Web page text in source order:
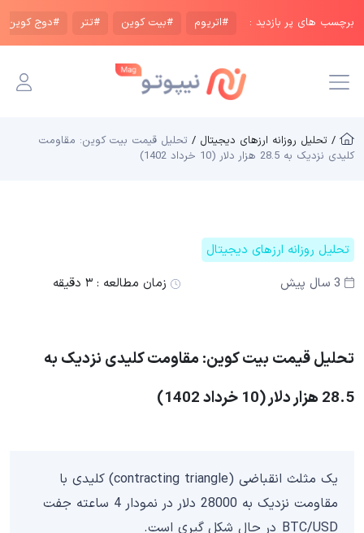
برچسب های پر بازدید : #اتریوم #بیت کوین #تتر #دوج کوین
/ تحلیل روزانه ارزهای دیجیتال / تحلیل قیمت بیت کوین: مقاومت
کلیدی نزدیک به 28.5 هزار دلار (10 خرداد 1402)
تحلیل روزانه ارزهای دیجیتال
3 سال پیش
زمان مطالعه : ۳ دقیقه
تحلیل قیمت بیت کوین: مقاومت کلیدی نزدیک به
28.5 هزار دلار (10 خرداد 1402)
یک مثلث انقباضی (contracting triangle) کلیدی با
مقاومت نزدیک به 28000 دلار در نمودار 4 ساعته جفت
BTC/USD در حال شکل گیری است.